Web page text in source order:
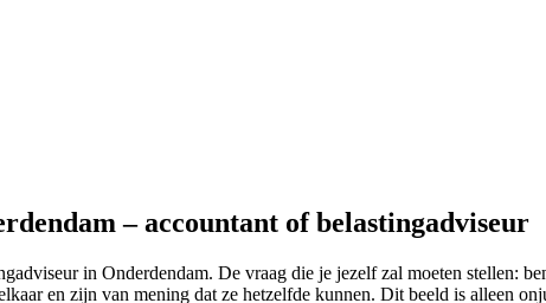
– accountant of belastingadviseur
in Onderdendam. De vraag die je jezelf zal moeten stellen:
en zijn van mening dat ze hetzelfde kunnen. Dit beeld is alleen